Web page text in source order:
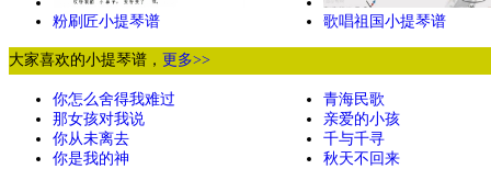
粉刷匠小提琴谱 歌唱祖国小提琴谱
大家喜欢的小提琴谱， 更多>>
你怎么舍得我难过
那女孩对我说
你从未离去
你是我的神
青海民歌
亲爱的小孩
千与千寻
秋天不回来